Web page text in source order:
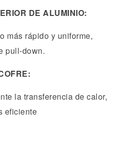
DE ALUMINIO:
más rápido y uniforme,
pull-down.
la transferencia de calor,
eficiente